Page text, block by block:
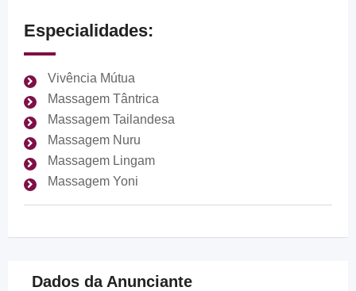
Especialidades:
Vivência Mútua
Massagem Tântrica
Massagem Tailandesa
Massagem Nuru
Massagem Lingam
Massagem Yoni
Dados da Anunciante